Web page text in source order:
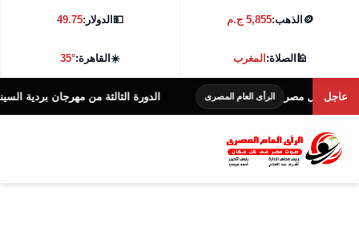
🪙 الذهب:5,855 ج.م 💵الدولار:49.75
🕌الصلاة:المغرب ☀️القاهرة:35°
عاجلالرأى العام المصرى الدورة الثالثة من مهرجان بردية السينمائي